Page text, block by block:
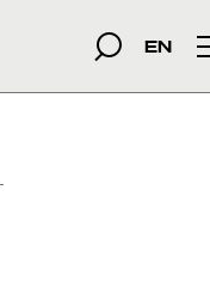
szukana fraza
Szukaj
EN